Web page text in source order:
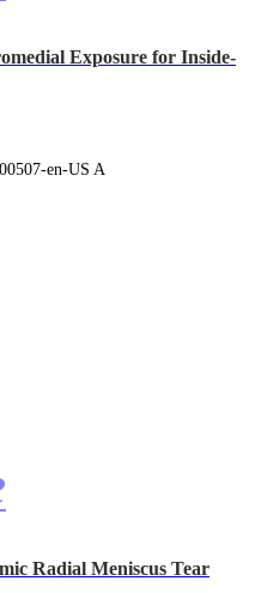
Exposure for Inside-
en-US A
Radial Meniscus Tear